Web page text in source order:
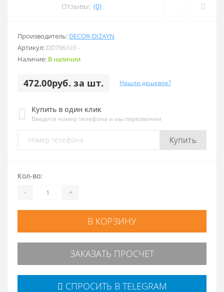
Отзывы: (0)
Производитель: DECOR-DIZAYN
Артикул: DD706/U3 -
Наличие: В наличии
472.00руб. за шт. Нашли дешевле?
Купить в один клик
Введите номер телефона и мы перезвоним
Купить
Кол-во:
- +
В КОРЗИНУ
ЗАКАЗАТЬ ПРОСЧЕТ
СПРОСИТЬ В TELEGRAM